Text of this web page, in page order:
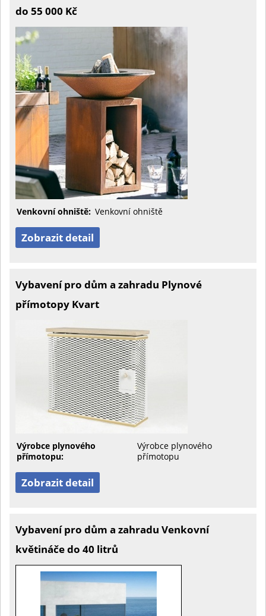
do 55 000 Kč
Venkovní ohniště: Venkovní ohniště
Zobrazit detail
Vybavení pro dům a zahradu Plynové
přímotopy Kvart
Výrobce plynového
přímotopu:
Výrobce plynového
přímotopu
Zobrazit detail
Vybavení pro dům a zahradu Venkovní
květináče do 40 litrů